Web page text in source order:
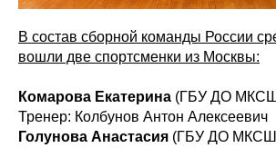
В состав сборной команды России
вошли две спортсменки из Москвы:
Комарова Екатерина (ГБУ ДО
Тренер: Колбунов Антон Алексеевич
Голунова Анастасия (ГБУ ДО